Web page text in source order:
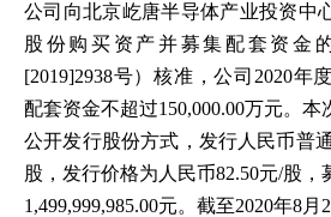
公司向北京屹唐半导体产业投资中
股份购买资产并募集配套资金
[2019]2938号）核准，公司2020年
配套资金不超过150,000.00万元。
公开发行股份方式，发行人民币普
股，发行价格为人民币82.50元/股
1,499,999,985.00元。截至2020年8